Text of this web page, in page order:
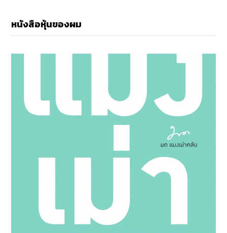
หนังสือหุ้นของผม